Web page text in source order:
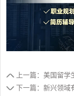
上一篇：美国留
下一篇：新兴领